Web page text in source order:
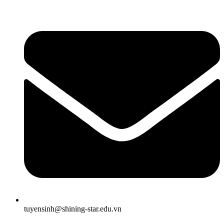
tuyensinh@shining-star.edu.vn